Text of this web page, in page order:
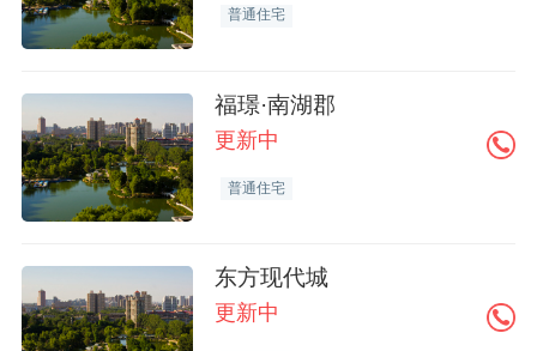
普通住宅
福璟·南湖郡
更新中
普通住宅
东方现代城
更新中